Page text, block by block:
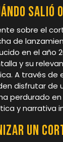
salió
sobre el
de
en el año
y su
A través de
disfrutar de
perdurado
y narrativa
un